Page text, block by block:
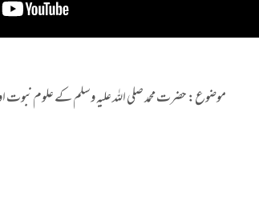
موضوع: حضرت محمد صلی اللہ علیہ وسلم کے علوم نبوت